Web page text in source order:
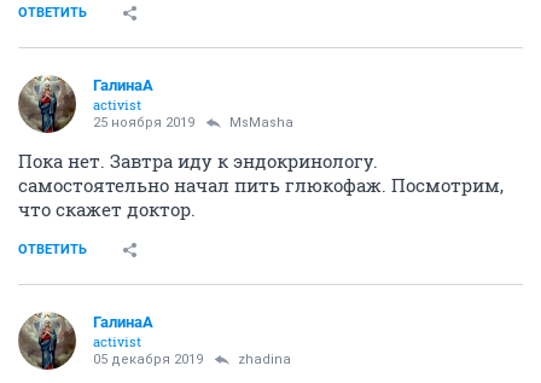
ОТВЕТИТЬ
ГалинаА
activist
25 ноября 2019 MsMasha
Пока нет. Завтра иду к эндокринологу.
самостоятельно начал пить глюкофаж. Посмотрим,
что скажет доктор.
ОТВЕТИТЬ
ГалинаА
activist
05 декабря 2019 zhadina